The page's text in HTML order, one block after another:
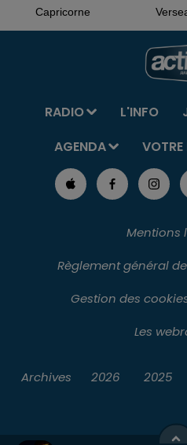
Capricorne
RADIO L'INFO
AGENDA
VOTRE
Mentions
Règlement général
Gestion des
Les
Archives 2026 2025